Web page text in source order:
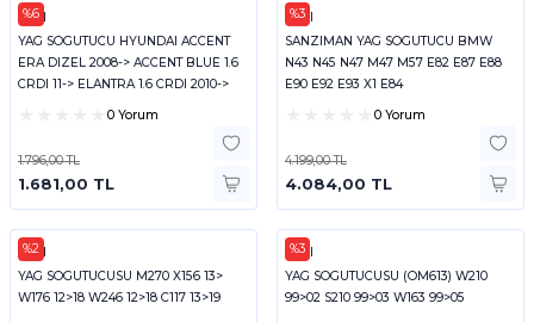
%6
FEBI
YAG SOGUTUCU HYUNDAI ACCENT
ERA DIZEL 2008-> ACCENT BLUE 1.6
CRDI 11-> ELANTRA 1.6 CRDI 2010->
0 Yorum
1.796,00 TL
1.681,00 TL
%3
FEBI
SANZIMAN YAG SOGUTUCU BMW
N43 N45 N47 M47 M57 E82 E87 E88
E90 E92 E93 X1 E84
0 Yorum
4.199,00 TL
4.084,00 TL
%2
FEBI
YAG SOGUTUCUSU M270 X156 13>
W176 12>18 W246 12>18 C117 13>19
%3
FEBI
YAG SOGUTUCUSU (OM613) W210
99>02 S210 99>03 W163 99>05